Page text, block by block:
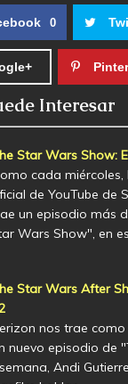
0
Interesar
Star Wars Show:
cada miércoles,
de YouTube de
un episodio más
Wars Show", en
Star Wars After
nos trae como
nuevo episodio de
Andi